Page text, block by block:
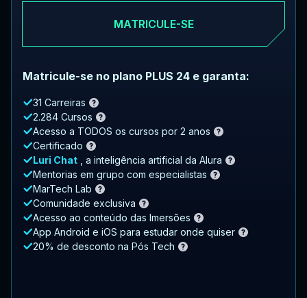
MATRICULE-SE
Matricule-se no plano PLUS 24 e garanta:
31 Carreiras
2.284 Cursos
Acesso a TODOS os cursos por 2 anos
Certificado
Luri Chat
, a inteligência artificial da Alura
Mentorias em grupo com especialistas
MarTech Lab
Comunidade exclusiva
Acesso ao conteúdo das Imersões
App Android e iOS para estudar onde quiser
20% de desconto na Pós Tech